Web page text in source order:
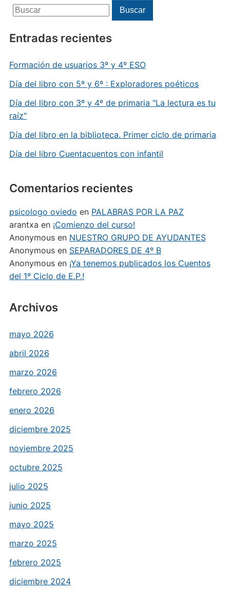
Buscar: Buscar
Entradas recientes
Formación de usuarios 3º y 4º ESO
Día del libro con 5º y 6º : Exploradores poéticos
Día del libro con 3º y 4º de primaria "La lectura es tu
raíz"
Día del libro en la biblioteca. Primer ciclo de primaria
Día del libro Cuentacuentos con infantil
Comentarios recientes
psicologo oviedo en PALABRAS POR LA PAZ
arantxa en ¡Comienzo del curso!
Anonymousen NUESTRO GRUPO DE AYUDANTES
Anonymousen SEPARADORES DE 4º B
Anonymousen ¡Ya tenemos publicados los Cuentos
del 1º Ciclo de E.P.!
Archivos
mayo 2026
abril 2026
marzo 2026
febrero 2026
enero 2026
diciembre 2025
noviembre 2025
octubre 2025
julio 2025
junio 2025
mayo 2025
marzo 2025
febrero 2025
diciembre 2024